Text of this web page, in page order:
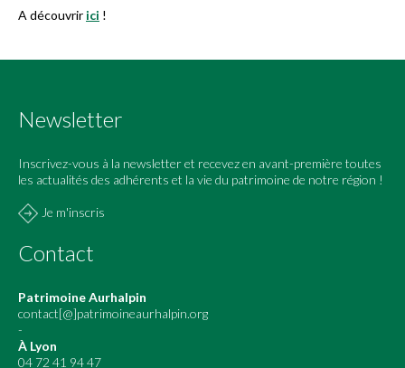
A découvrir ici !
Newsletter
Inscrivez-vous à la newsletter et recevez en avant-première toutes
les actualités des adhérents et la vie du patrimoine de notre région !
Je m'inscris
Contact
Patrimoine Aurhalpin
contact[@]patrimoineaurhalpin.org
-
À Lyon
04 72 41 94 47